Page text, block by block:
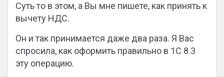
Суть то в этом, а Вы мне пишете, как принять к
вычету НДС.
Он и так принимается даже два раза. Я Вас
спросила, как оформить правильно в 1С 8.3
эту операцию.